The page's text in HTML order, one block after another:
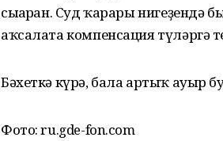
сығарған. Суд ҡарары нигеҙендә
аҡсалата компенсация түләргә
Бәхеткә күрә, бала артыҡ ауыр
Фото: ru.gde-fon.com